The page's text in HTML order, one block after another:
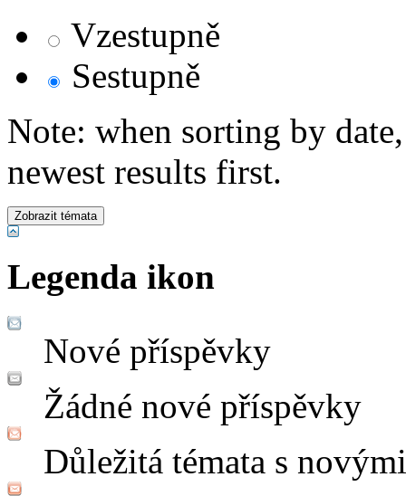
Vzestupně
Sestupně
Note: when sorting by
newest results first.
Legenda ikon
Nové příspěvky
Žádné nové příspěvky
Důležitá témata s